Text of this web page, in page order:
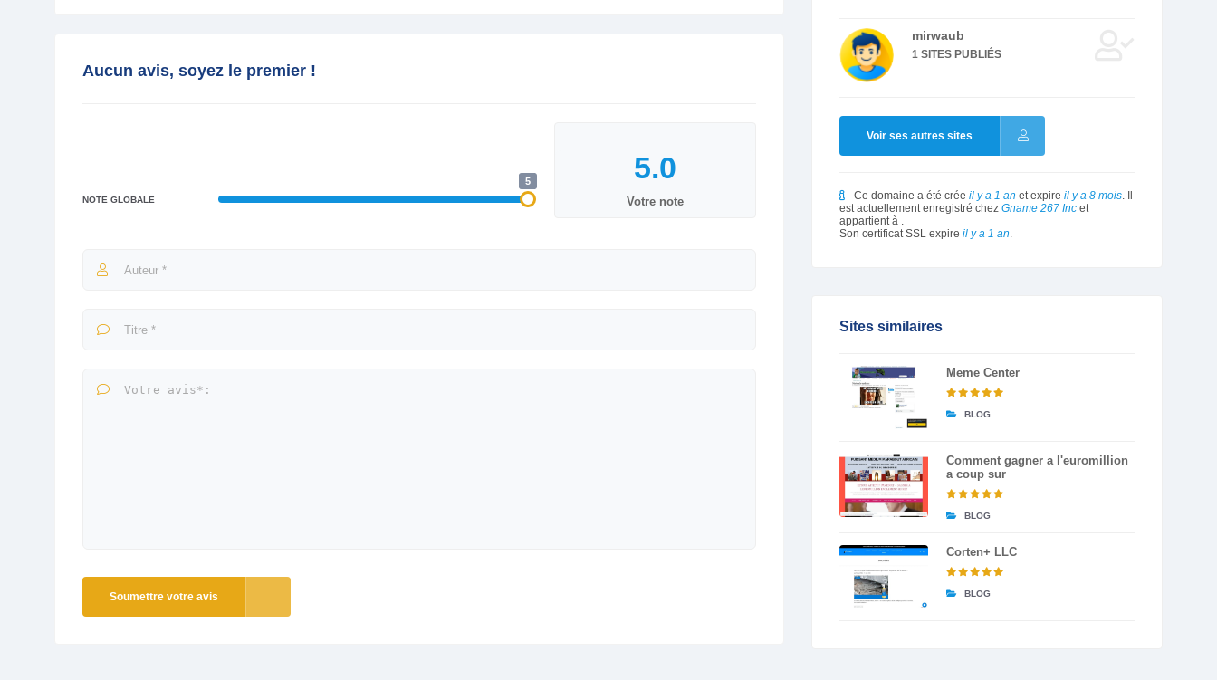
Aucun avis, soyez le premier !
NOTE GLOBALE
5
Votre note
Soumettre votre avis
mirwaub
1 SITES PUBLIÉS
Voir ses autres sites
Ce domaine a été crée il y a 1 an et expire il y a 8 mois. Il
est actuellement enregistré chez Gname 267 Inc et
appartient à .
Son certificat SSL expire il y a 1 an.
Sites similaires
Meme Center
BLOG
Comment gagner a l'euromillion
a coup sur
BLOG
Corten+ LLC
BLOG